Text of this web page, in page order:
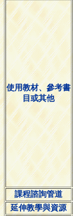
使用教材、參考書
目或其他
課程諮詢管道
延伸教學與資源